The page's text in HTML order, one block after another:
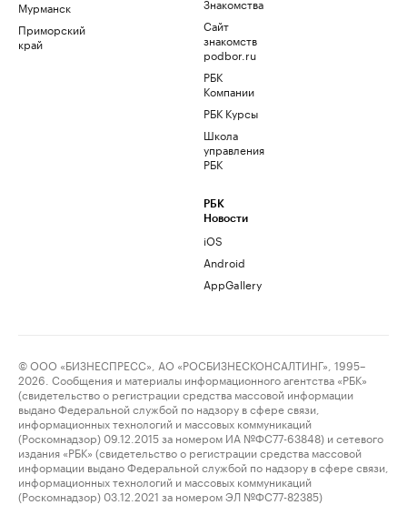
Мурманск
Приморский
край
Знакомства
Сайт
знакомств
podbor.ru
РБК
Компании
РБК Курсы
Школа
управления
РБК
РБК
Новости
iOS
Android
AppGallery
© ООО «БИЗНЕСПРЕСС», АО «РОСБИЗНЕСКОНСАЛТИНГ», 1995–
2026. Сообщения и материалы информационного агентства «РБК»
(свидетельство о регистрации средства массовой информации
выдано Федеральной службой по надзору в сфере связи,
информационных технологий и массовых коммуникаций
(Роскомнадзор) 09.12.2015 за номером ИА №ФС77-63848) и сетевого
издания «РБК» (свидетельство о регистрации средства массовой
информации выдано Федеральной службой по надзору в сфере связи,
информационных технологий и массовых коммуникаций
(Роскомнадзор) 03.12.2021 за номером ЭЛ №ФС77-82385)